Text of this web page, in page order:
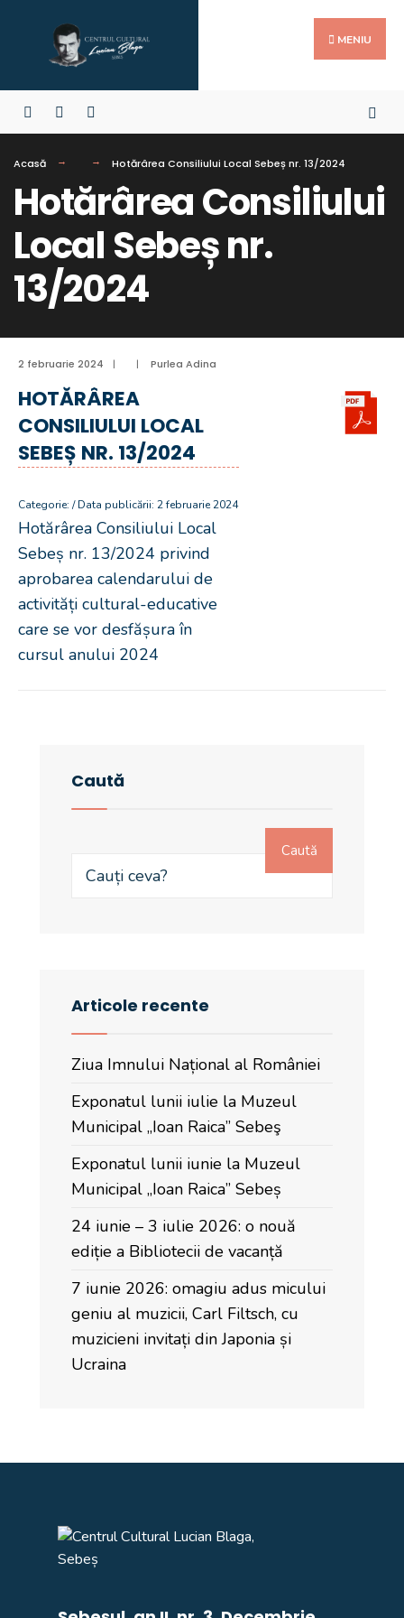
MENIU
Acasă Hotărârea Consiliului Local Sebeș nr. 13/2024
Hotărârea Consiliului
Local Sebeș nr.
13/2024
2 februarie 2024 | | Purlea Adina
HOTĂRÂREA
CONSILIULUI LOCAL
SEBEȘ NR. 13/2024
Categorie: / Data publicării: 2 februarie 2024
Hotărârea Consiliului Local
Sebeș nr. 13/2024 privind
aprobarea calendarului de
activități cultural-educative
care se vor desfășura în
cursul anului 2024
Caută
Caută
Articole recente
Ziua Imnului Național al României
Exponatul lunii iulie la Muzeul
Municipal „Ioan Raica” Sebeş
Exponatul lunii iunie la Muzeul
Municipal „Ioan Raica” Sebeș
24 iunie – 3 iulie 2026: o nouă
ediție a Bibliotecii de vacanță
7 iunie 2026: omagiu adus micului
geniu al muzicii, Carl Filtsch, cu
muzicieni invitați din Japonia și
Ucraina